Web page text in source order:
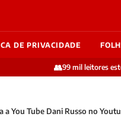
DE PRIVACIDADE
👥99 mil leitores
a You Tube Dani Russo no